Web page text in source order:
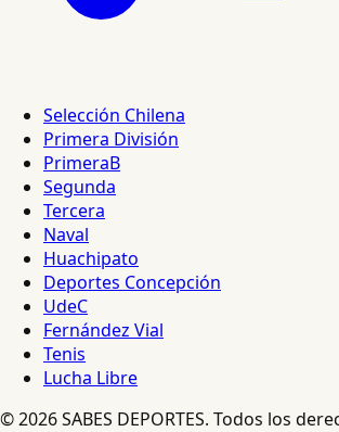
Selección Chilena
Primera División
PrimeraB
Segunda
Tercera
Naval
Huachipato
Deportes Concepción
UdeC
Fernández Vial
Tenis
Lucha Libre
© 2026 SABES DEPORTES. Todos los